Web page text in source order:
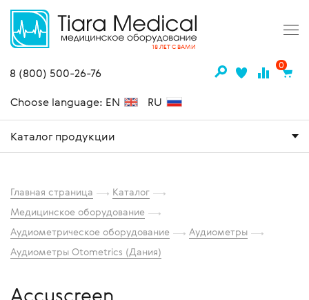
18 ЛЕТ С ВАМИ
8 (800) 500-26-76
0
Choose language: EN RU
Каталог продукции
Главная страница
Каталог
Медицинское оборудование
Аудиометрическое оборудование
Аудиометры
Аудиометры Otometrics (Дания)